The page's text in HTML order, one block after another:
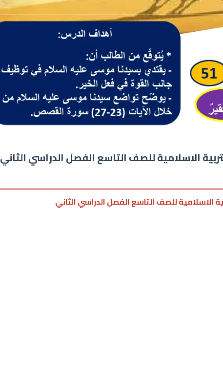
الاسلامية للصف التاسع الفصل الدراسي الثاني
الاسلامية للصف التاسع الفصل الدراسي الثاني